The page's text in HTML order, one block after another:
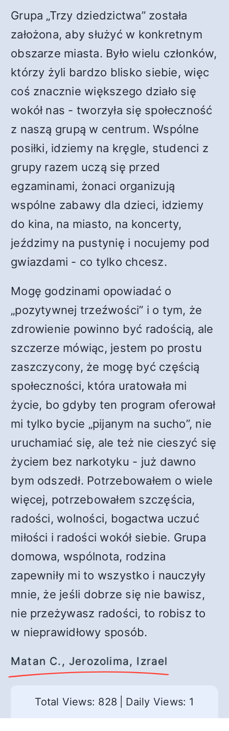
Grupa „Trzy dziedzictwa” została
założona, aby służyć w konkretnym
obszarze miasta. Było wielu członków,
którzy żyli bardzo blisko siebie, więc
coś znacznie większego działo się
wokół nas - tworzyła się społeczność
z naszą grupą w centrum. Wspólne
posiłki, idziemy na kręgle, studenci z
grupy razem uczą się przed
egzaminami, żonaci organizują
wspólne zabawy dla dzieci, idziemy
do kina, na miasto, na koncerty,
jeździmy na pustynię i nocujemy pod
gwiazdami - co tylko chcesz.
Mogę godzinami opowiadać o
„pozytywnej trzeźwości” i o tym, że
zdrowienie powinno być radością, ale
szczerze mówiąc, jestem po prostu
zaszczycony, że mogę być częścią
społeczności, która uratowała mi
życie, bo gdyby ten program oferował
mi tylko bycie „pijanym na sucho”, nie
uruchamiać się, ale też nie cieszyć się
życiem bez narkotyku - już dawno
bym odszedł. Potrzebowałem o wiele
więcej, potrzebowałem szczęścia,
radości, wolności, bogactwa uczuć
miłości i radości wokół siebie. Grupa
domowa, wspólnota, rodzina
zapewniły mi to wszystko i nauczyły
mnie, że jeśli dobrze się nie bawisz,
nie przeżywasz radości, to robisz to
w nieprawidłowy sposób.
Matan C., Jerozolima, Izrael
Total Views: 828 Daily Views: 1